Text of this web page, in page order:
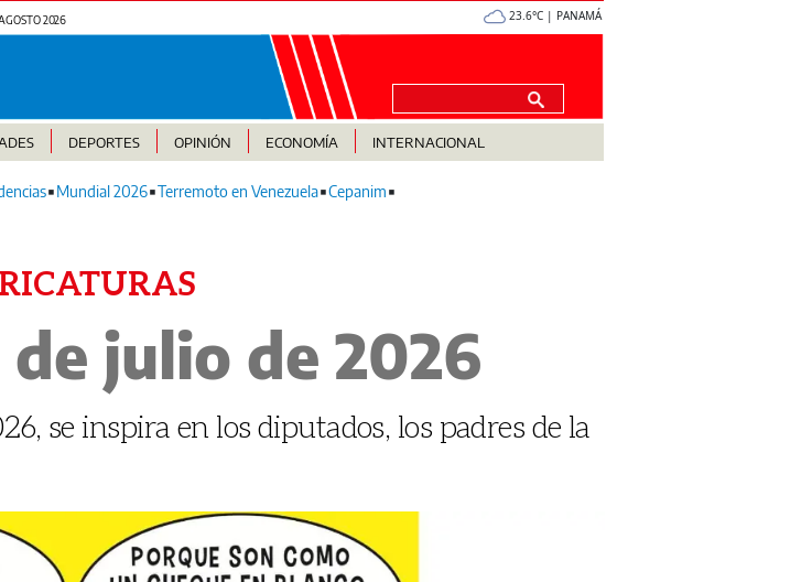
2026 23.6°C | PANAMÁ
DEPORTES OPINIÓN ECONOMÍA INTERNACIONAL
Mundial 2026 Terremoto en Venezuela Cepanim
julio de 2026
se inspira en los diputados, los padres de la